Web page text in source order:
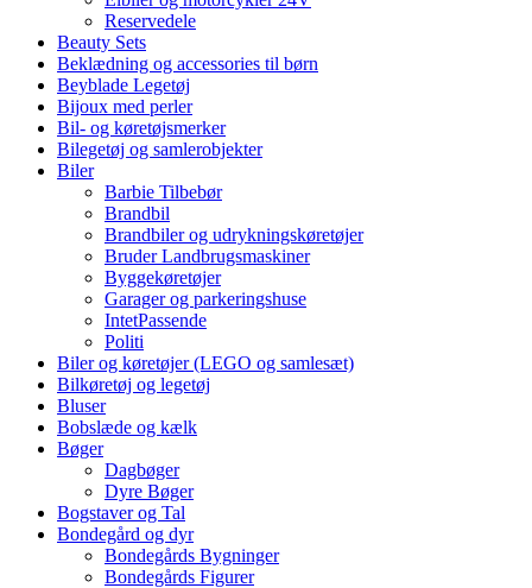
Reservedele
Beauty Sets
Beklædning og accessories til børn
Beyblade Legetøj
Bijoux med perler
Bil- og køretøjsmerker
Bilegetøj og samlerobjekter
Biler
Barbie Tilbebør
Brandbil
Brandbiler og udrykningskøretøjer
Bruder Landbrugsmaskiner
Byggekøretøjer
Garager og parkeringshuse
IntetPassende
Politi
Biler og køretøjer (LEGO og samlesæt)
Bilkøretøj og legetøj
Bluser
Bobslæde og kælk
Bøger
Dagbøger
Dyre Bøger
Bogstaver og Tal
Bondegård og dyr
Bondegårds Bygninger
Bondegårds Figurer